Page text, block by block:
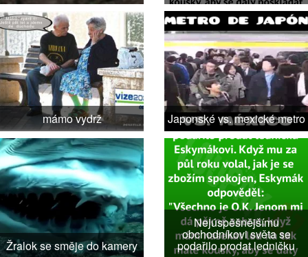
mámo vydrž Japonské vs. mexické metro
Žralok se směje do kamery
Nejúspěšnějšímu
obchodníkovi světa se
podařilo prodat ledničku